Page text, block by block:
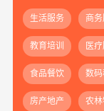
生活服务 商
教育培训 医
食品餐饮 数码
房产地产 农